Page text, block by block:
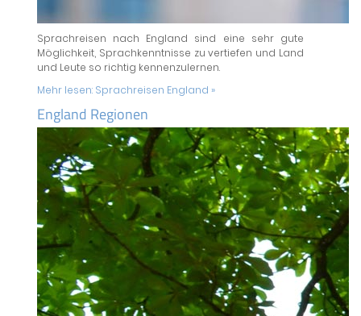
Sprachreisen nach England sind eine sehr gute
Möglichkeit, Sprachkenntnisse zu vertiefen und Land
und Leute so richtig kennenzulernen.
Mehr lesen: Sprachreisen England »
England Regionen